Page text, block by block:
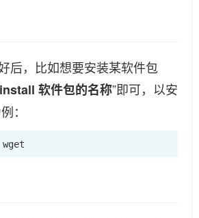
后，比如想要安装某软件包
软件包的名称”即可，以安
：